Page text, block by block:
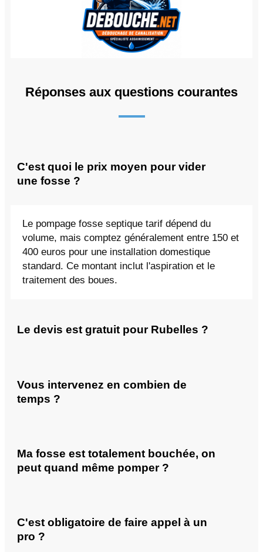
Réponses aux questions courantes
C'est quoi le prix moyen pour vider
une fosse ?
Le pompage fosse septique tarif dépend du
volume, mais comptez généralement entre 150 et
400 euros pour une installation domestique
standard. Ce montant inclut l'aspiration et le
traitement des boues.
Le devis est gratuit pour Rubelles ?
Vous intervenez en combien de
temps ?
Ma fosse est totalement bouchée, on
peut quand même pomper ?
C'est obligatoire de faire appel à un
pro ?